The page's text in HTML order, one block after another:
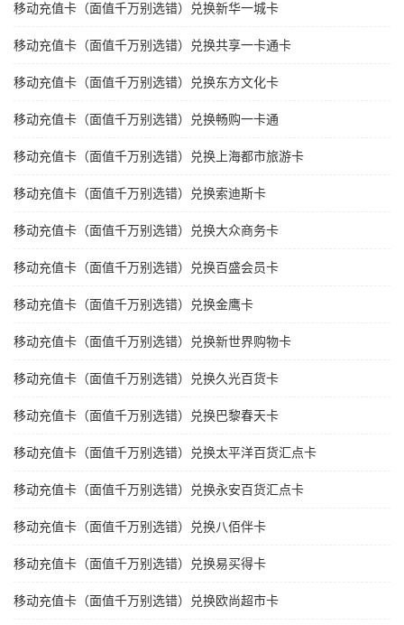
移动充值卡（面值千万别选错）兑换新华一城卡
移动充值卡（面值千万别选错）兑换共享一卡通卡
移动充值卡（面值千万别选错）兑换东方文化卡
移动充值卡（面值千万别选错）兑换畅购一卡通
移动充值卡（面值千万别选错）兑换上海都市旅游卡
移动充值卡（面值千万别选错）兑换索迪斯卡
移动充值卡（面值千万别选错）兑换大众商务卡
移动充值卡（面值千万别选错）兑换百盛会员卡
移动充值卡（面值千万别选错）兑换金鹰卡
移动充值卡（面值千万别选错）兑换新世界购物卡
移动充值卡（面值千万别选错）兑换久光百货卡
移动充值卡（面值千万别选错）兑换巴黎春天卡
移动充值卡（面值千万别选错）兑换太平洋百货汇点卡
移动充值卡（面值千万别选错）兑换永安百货汇点卡
移动充值卡（面值千万别选错）兑换八佰伴卡
移动充值卡（面值千万别选错）兑换易买得卡
移动充值卡（面值千万别选错）兑换欧尚超市卡